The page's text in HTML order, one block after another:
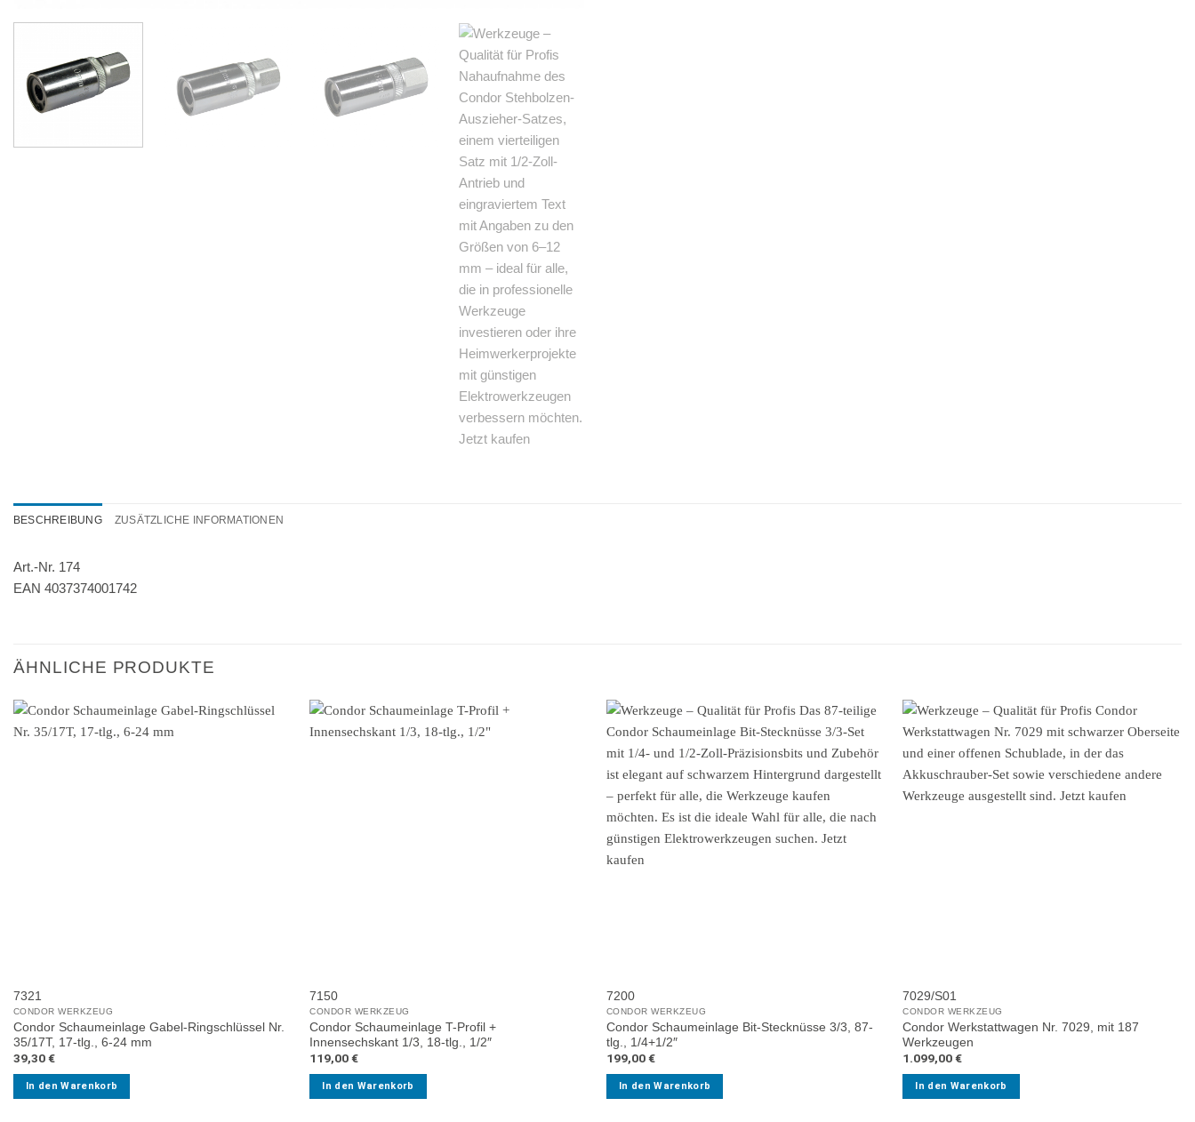
BESCHREIBUNG ZUSÄTZLICHE INFORMATIONEN
Art.-Nr. 174
EAN 4037374001742
ÄHNLICHE PRODUKTE
7321
CONDOR WERKZEUG
Condor Schaumeinlage Gabel-Ringschlüssel Nr.
35/17T, 17-tlg., 6-24 mm
39,30€
In den Warenkorb
7150
CONDOR WERKZEUG
Condor Schaumeinlage T-Profil +
Innensechskant 1/3, 18-tlg., 1/2″
119,00€
In den Warenkorb
7200
CONDOR WERKZEUG
Condor Schaumeinlage Bit-Stecknüsse 3/3, 87-
tlg., 1/4+1/2″
199,00€
In den Warenkorb
7029/S01
CONDOR WERKZEUG
Condor Werkstattwagen Nr. 7029, mit 187
Werkzeugen
1.099,00€
In den Warenkorb